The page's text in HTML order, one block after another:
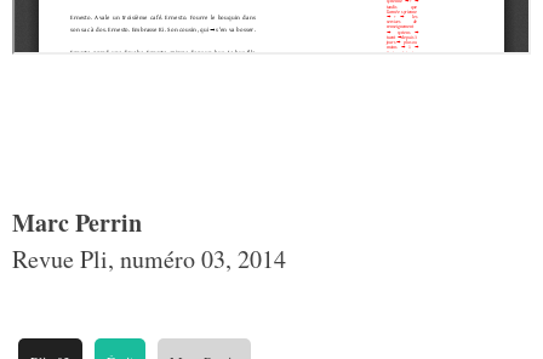
Marc Perrin
Revue Pli, numéro 03, 2014